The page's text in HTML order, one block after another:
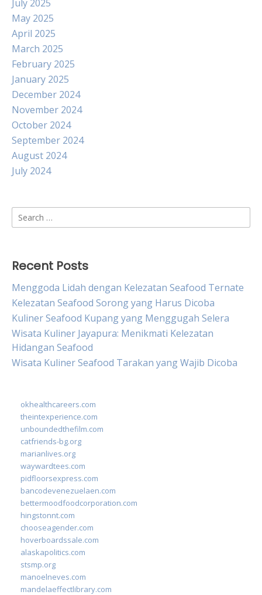
July 2025
May 2025
April 2025
March 2025
February 2025
January 2025
December 2024
November 2024
October 2024
September 2024
August 2024
July 2024
Search
for:
Recent Posts
Menggoda Lidah dengan Kelezatan Seafood Ternate
Kelezatan Seafood Sorong yang Harus Dicoba
Kuliner Seafood Kupang yang Menggugah Selera
Wisata Kuliner Jayapura: Menikmati Kelezatan
Hidangan Seafood
Wisata Kuliner Seafood Tarakan yang Wajib Dicoba
okhealthcareers.com
theintexperience.com
unboundedthefilm.com
catfriends-bg.org
marianlives.org
waywardtees.com
pidfloorsexpress.com
bancodevenezuelaen.com
bettermoodfoodcorporation.com
hingstonnt.com
chooseagender.com
hoverboardssale.com
alaskapolitics.com
stsmp.org
manoelneves.com
mandelaeffectlibrary.com